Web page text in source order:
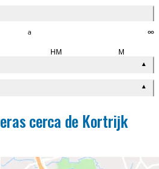
a ∞
HM M
▲
▲
cerca de Kortrijk